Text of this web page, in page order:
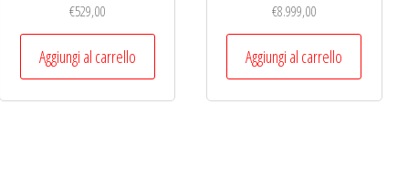
€529,00
Aggiungi al carrello
€8.999,00
Aggiungi al carrello